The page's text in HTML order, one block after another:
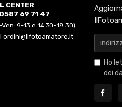
CENTER
69 71 47
9-13 e 14.30-18.30)
ordini@ilfotoamatore.it
Ho
dei